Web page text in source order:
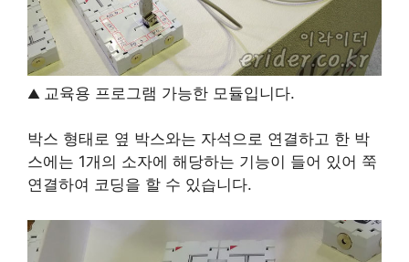
▲ 교육용 프로그램 가능한 모듈입니다.
박스 형태로 옆 박스와는 자석으로 연결하고 한 박
스에는 1개의 소자에 해당하는 기능이 들어 있어 쭉
연결하여 코딩을 할 수 있습니다.